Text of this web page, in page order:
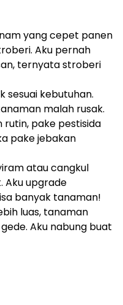
yang cepet panen
Aku pernah
ternyata stroberi
sesuai kebutuhan.
malah rusak.
rutin, pake pestisida
pake jebakan
atau cangkul
Aku upgrade
banyak tanaman!
luas, tanaman
Aku nabung buat